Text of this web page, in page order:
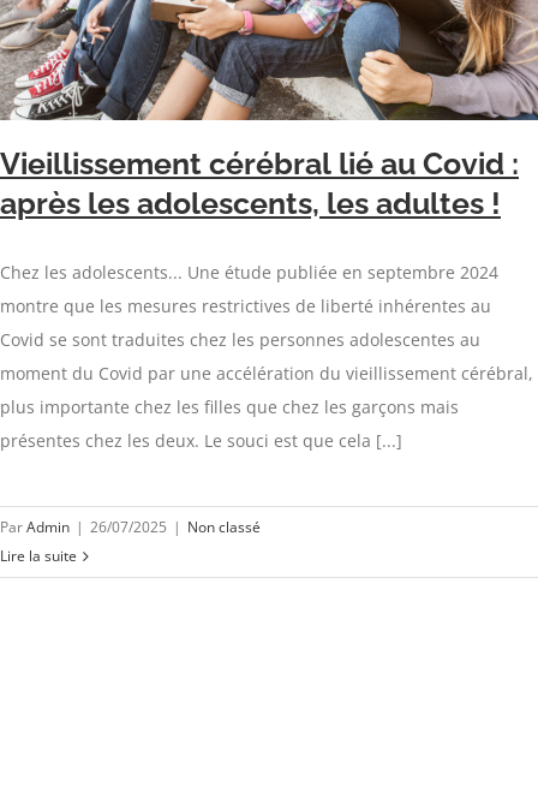
Vieillissement cérébral lié au Covid :
après les adolescents, les adultes !
Chez les adolescents... Une étude publiée en septembre 2024
montre que les mesures restrictives de liberté inhérentes au
Covid se sont traduites chez les personnes adolescentes au
moment du Covid par une accélération du vieillissement cérébral,
plus importante chez les filles que chez les garçons mais
présentes chez les deux. Le souci est que cela [...]
ParAdmin | 26/07/2025 | Non classé
Lire la suite